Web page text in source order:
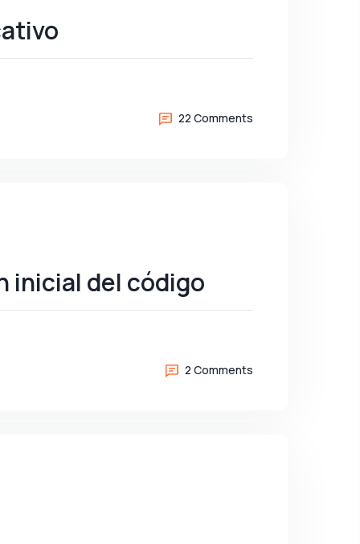
22 Comments
inicial del código
2 Comments